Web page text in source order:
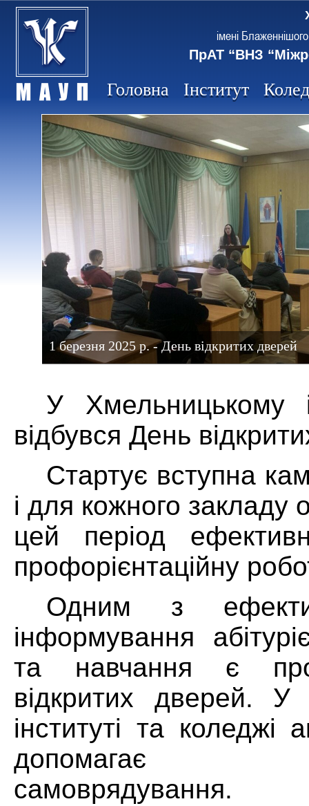
імені
ПрАТ “ВНЗ
Головна Інститут
1 березня 2025 р. - День відкритих дверей
У Хмельницькому
відбувся День
Стартує вступна
і для кожного закладу
цей період
профорієнтаційну
Одним з
інформування
та навчання є
відкритих дверей. У
інституті та коледжі
допомагає
самоврядування.